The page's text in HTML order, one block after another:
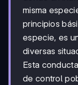
misma
principios
especie, es
diversas
Esta
de control